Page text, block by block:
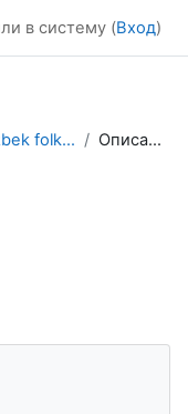
в систему (Вход)
O‘zbek folklori Описание